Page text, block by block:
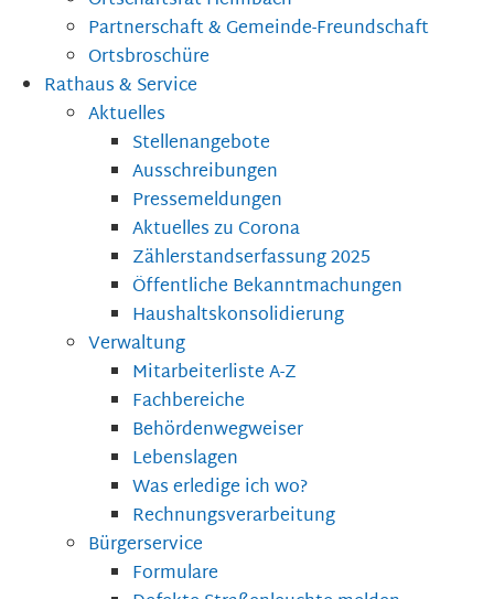
Partnerschaft & Gemeinde-Freundschaft
Ortsbroschüre
Rathaus & Service
Aktuelles
Stellenangebote
Ausschreibungen
Pressemeldungen
Aktuelles zu Corona
Zählerstandserfassung 2025
Öffentliche Bekanntmachungen
Haushaltskonsolidierung
Verwaltung
Mitarbeiterliste A-Z
Fachbereiche
Behördenwegweiser
Lebenslagen
Was erledige ich wo?
Rechnungsverarbeitung
Bürgerservice
Formulare